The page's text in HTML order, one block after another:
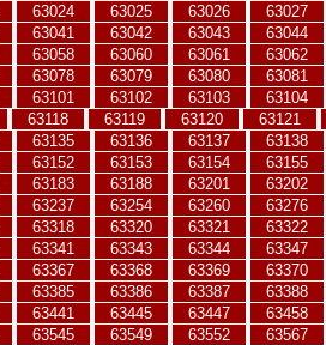
63024 63025 63026 63027
63041 63042 63043 63044
63058 63060 63061 63062
63078 63079 63080 63081
63101 63102 63103 63104
63118 63119 63120 63121
63135 63136 63137 63138
63152 63153 63154 63155
63183 63188 63201 63202
63237 63254 63260 63276
63318 63320 63321 63322
63341 63343 63344 63347
63367 63368 63369 63370
63385 63386 63387 63388
63441 63445 63447 63458
63545 63549 63552 63567